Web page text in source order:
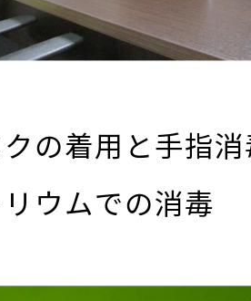
の着用と手指
ウムでの消毒